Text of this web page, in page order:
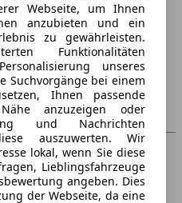
Webseite, um Ihnen
anzubieten und ein
zu gewährleisten.
Funktionalitäten
unseres
Suchvorgänge bei einem
Ihnen passende
anzuzeigen oder
und Nachrichten
auszuwerten. Wir
lokal, wenn Sie diese
Lieblingsfahrzeuge
angeben. Dies
der Webseite, da eine